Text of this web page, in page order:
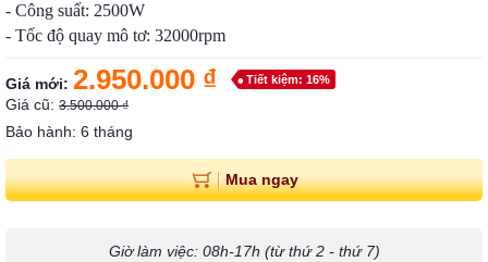
- Công suất: 2500W
- Tốc độ quay mô tơ: 32000rpm
Giá mới: 2.950.000 ₫ Tiết kiệm: 16%
Giá cũ: 3.500.000 ₫
Bảo hành: 6 tháng
Mua ngay
Giờ làm việc: 08h-17h (từ thứ 2 - thứ 7)